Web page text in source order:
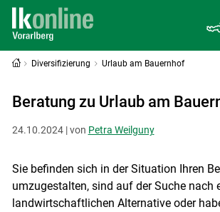
Diversifizierung Urlaub am Bauernhof
Beratung zu Urlaub am
24.10.2024 | von Petra Weilguny
Sie befinden sich in der Situation Ihren
umzugestalten, sind auf der Suche nach
landwirtschaftlichen Alternative oder